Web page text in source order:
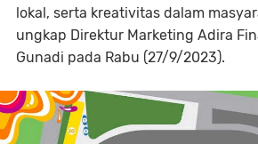
lokal, serta kreativitas dalam
ungkap Direktur Marketing Adira
Gunadi pada Rabu (27/9/2023).